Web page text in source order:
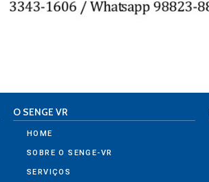
O SENGE VR
HOME
SOBRE O SENGE-VR
SERVIÇOS